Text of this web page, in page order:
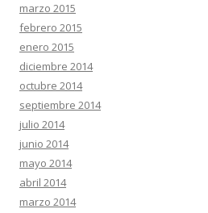
marzo 2015
febrero 2015
enero 2015
diciembre 2014
octubre 2014
septiembre 2014
julio 2014
junio 2014
mayo 2014
abril 2014
marzo 2014